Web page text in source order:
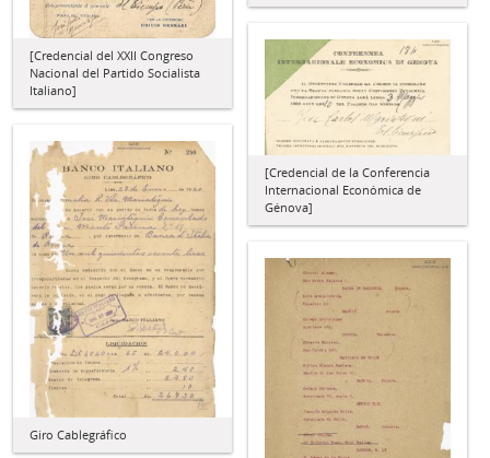
[Credencial del XXII Congreso
Nacional del Partido Socialista
Italiano]
[Credencial de la Conferencia
Internacional Económica de
Génova]
Giro Cablegráfico